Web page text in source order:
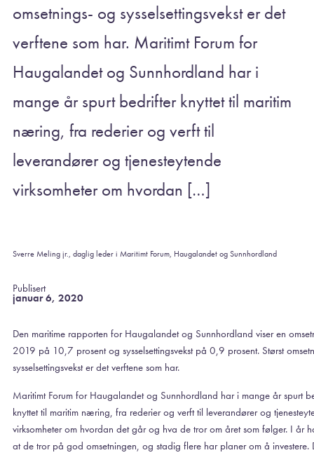
omsetnings- og sysselsettingsvekst er det
verftene som har. Maritimt Forum for
Haugalandet og Sunnhordland har i
mange år spurt bedrifter knyttet til maritim
næring, fra rederier og verft til
leverandører og tjenesteytende
virksomheter om hvordan […]
Sverre Meling jr., daglig leder i Maritimt Forum, Haugalandet og Sunnhordland
Publisert
januar 6, 2020
Den maritime rapporten for Haugalandet og Sunnhordland viser en
2019 på 10,7 prosent og sysselsettingsvekst på 0,9 prosent. Størst
sysselsettingsvekst er det verftene som har.
Maritimt Forum for Haugalandet og Sunnhordland har i mange år spurt
knyttet til maritim næring, fra rederier og verft til leverandører og
virksomheter om hvordan det går og hva de tror om året som følger. I år
at de tror på god omsetningen, og stadig flere har planer om å investere.